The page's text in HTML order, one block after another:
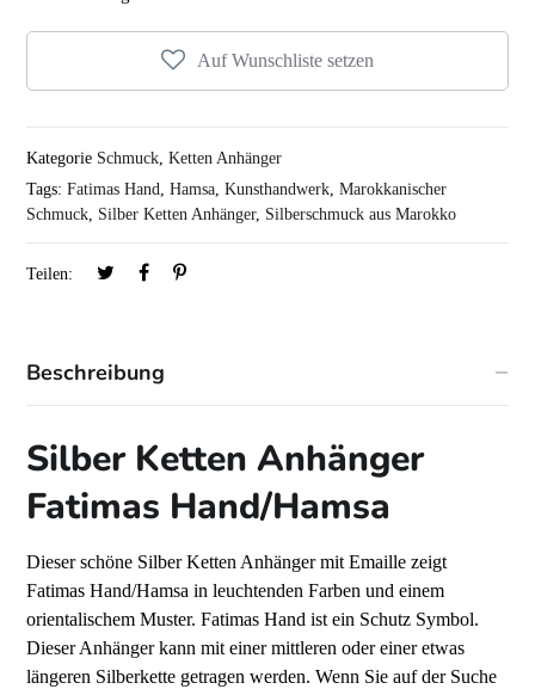
Auf Wunschliste setzen
Kategorie Schmuck,Ketten Anhänger
Tags:Fatimas Hand,Hamsa,Kunsthandwerk,Marokkanischer
Schmuck, Silber Ketten Anhänger, Silberschmuck aus Marokko
Teilen:
Beschreibung
Silber Ketten Anhänger
Fatimas Hand/Hamsa
Dieser schöne Silber Ketten Anhänger mit Emaille zeigt
Fatimas Hand/Hamsa in leuchtenden Farben und einem
orientalischem Muster. Fatimas Hand ist ein Schutz Symbol.
Dieser Anhänger kann mit einer mittleren oder einer etwas
längeren Silberkette getragen werden. Wenn Sie auf der Suche